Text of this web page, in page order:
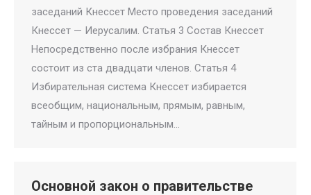
заседаний Кнессет Место проведения заседаний
Кнессет — Иерусалим. Статья 3 Состав Кнессет
Непосредственно после избрания Кнессет
состоит из ста двадцати членов. Статья 4
Избирательная система Кнессет избирается
всеобщим, национальным, прямым, равным,
тайным и пропорциональным…
Основной закон о правительстве